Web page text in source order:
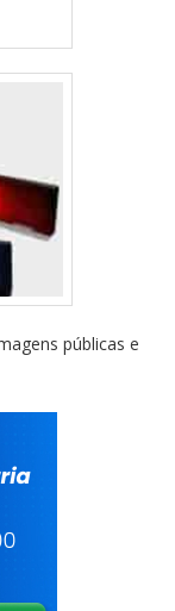
públicas e